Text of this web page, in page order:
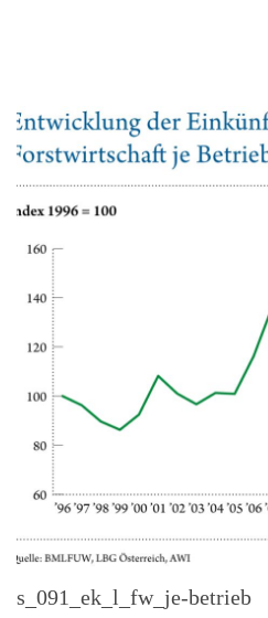
s_091_ek_l_fw_je-betrieb